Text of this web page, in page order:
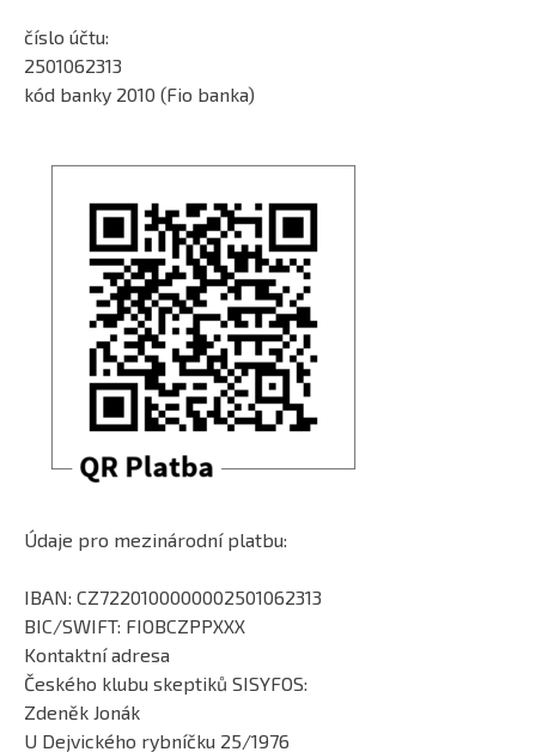
číslo účtu:
2501062313
kód banky 2010 (Fio banka)
Údaje pro mezinárodní platbu:
IBAN: CZ7220100000002501062313
BIC/SWIFT: FIOBCZPPXXX
Kontaktní adresa
Českého klubu skeptiků SISYFOS:
Zdeněk Jonák
U Dejvického rybníčku 25/1976